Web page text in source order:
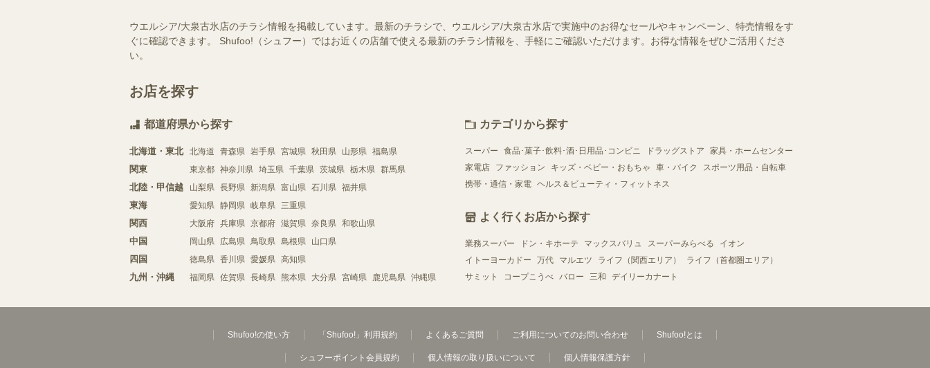
ウエルシア/大泉古氷店のチラシ情報を掲載しています。最新のチラシで、ウエルシア/大泉古氷店で実施中のお得なセールやキャンペーン、特売情報をす
ぐに確認できます。 Shufoo!（シュフー）ではお近くの店舗で使える最新のチラシ情報を、手軽にご確認いただけます。お得な情報をぜひご活用くださ
い。
お店を探す
都道府県から探す
北海道・東北 北海道 青森県 岩手県 宮城県 秋田県 山形県 福島県
関東 東京都 神奈川県 埼玉県 千葉県 茨城県 栃木県 群馬県
北陸・甲信越 山梨県 長野県 新潟県 富山県 石川県 福井県
東海 愛知県 静岡県 岐阜県 三重県
関西 大阪府 兵庫県 京都府 滋賀県 奈良県 和歌山県
中国 岡山県 広島県 鳥取県 島根県 山口県
四国 徳島県 香川県 愛媛県 高知県
九州・沖縄 福岡県 佐賀県 長崎県 熊本県 大分県 宮崎県 鹿児島県 沖縄県
カテゴリから探す
スーパー 食品･菓子･飲料･酒･日用品･コンビニ ドラッグストア
家具・ホームセンター
家電店
ファッション キッズ・ベビー・おもちゃ 車・バイク
スポーツ用品・自転車
携帯・通信・家電 ヘルス＆ビューティ・フィットネス
よく行くお店から探す
業務スーパー ドン・キホーテ マックスバリュ スーパーみらべる
イオン
イトーヨーカドー
万代 マルエツ ライフ（関西エリア）
ライフ（首都圏エリア）
サミット
コープこうべ バロー 三和 デイリーカナート
Shufoo!の使い方 「Shufoo!」利用規約 よくあるご質問 ご利用についてのお問い合わせ Shufoo!とは
シュフーポイント会員規約 個人情報の取り扱いについて 個人情報保護方針